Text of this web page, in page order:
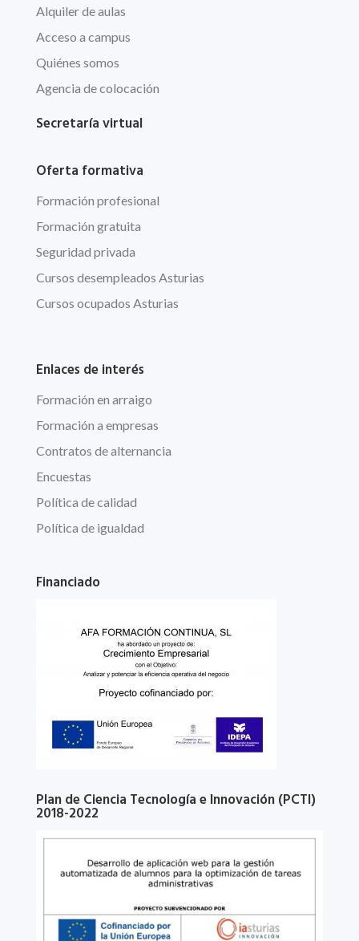
Alquiler de aulas
Acceso a campus
Quiénes somos
Agencia de colocación
Secretaría virtual
Oferta formativa
Formación profesional
Formación gratuita
Seguridad privada
Cursos desempleados Asturias
Cursos ocupados Asturias
Enlaces de interés
Formación en arraigo
Formación a empresas
Contratos de alternancia
Encuestas
Política de calidad
Política de igualdad
Financiado
Plan de Ciencia Tecnología e Innovación (PCTI)
2018-2022